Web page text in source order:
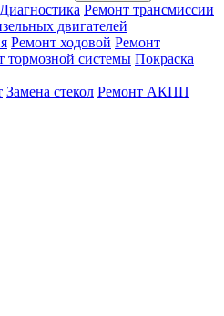
Диагностика Ремонт трансмиссии
двигателей
Ремонт ходовой Ремонт
тормозной системы Покраска
Замена стекол Ремонт АКПП